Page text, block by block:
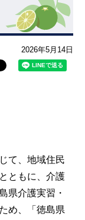
2026年5月14日
て、地域住民
ともに、介護
県介護実習・
め、「徳島県